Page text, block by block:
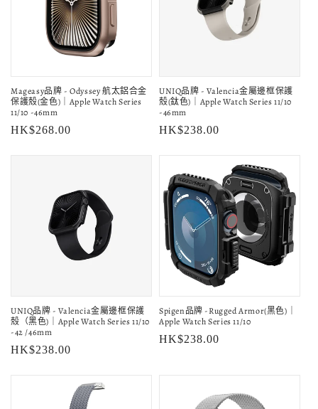
Mageasy品牌 - Odyssey 航太鋁合金
保護殼(金色)｜Apple Watch Series
11/10 -46mm
定
HK$268.00
UNIQ品牌 - Valencia金屬邊框保護
殼(鈦色)｜Apple Watch Series 11/10
-46mm
定
HK$238.00
UNIQ品牌 - Valencia金屬邊框保護
殼（黑色)｜Apple Watch Series 11/10
-42 /46mm
定
HK$238.00
Spigen品牌 -Rugged Armor(黑色)｜
Apple Watch Series 11/10
定
HK$238.00